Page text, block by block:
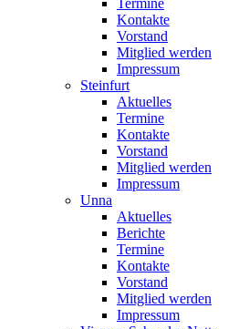
Termine
Kontakte
Vorstand
Mitglied werden
Impressum
Steinfurt
Aktuelles
Termine
Kontakte
Vorstand
Mitglied werden
Impressum
Unna
Aktuelles
Berichte
Termine
Kontakte
Vorstand
Mitglied werden
Impressum